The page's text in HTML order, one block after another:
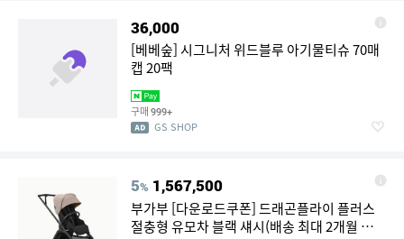
36,000
[베베숲] 시그니처 위드블루 아기물티슈 70매
캡 20팩
구매 999+
GS SHOP
5% 1,567,500
부가부 [다운로드쿠폰] 드래곤플라이 플러스
절충형 유모차 블랙 섀시(배송 최대 2개월 소